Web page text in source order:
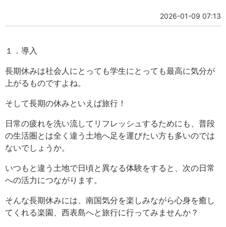
2026-01-09 07:13
１．導入
長期休みは社会人にとっても学生にとっても最高に気分が
上がるものですよね。
そして長期の休みといえば旅行！
日常の疲れを洗い流してリフレッシュするためにも、普段
の生活圏とは全く違う土地へ足を運びたい方も多いのでは
ないでしょうか。
いつもと違う土地で日頃と異なる体験をすると、次の日常
への活力につながります。
そんな長期休みには、南国気分を楽しみながら心身を癒し
てくれる楽園、西表島へと旅行に行ってみませんか？